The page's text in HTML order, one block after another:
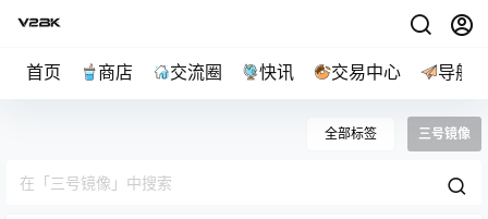
首页 商店 交流圈 快讯 交易中心 导航
全部标签 三号镜像